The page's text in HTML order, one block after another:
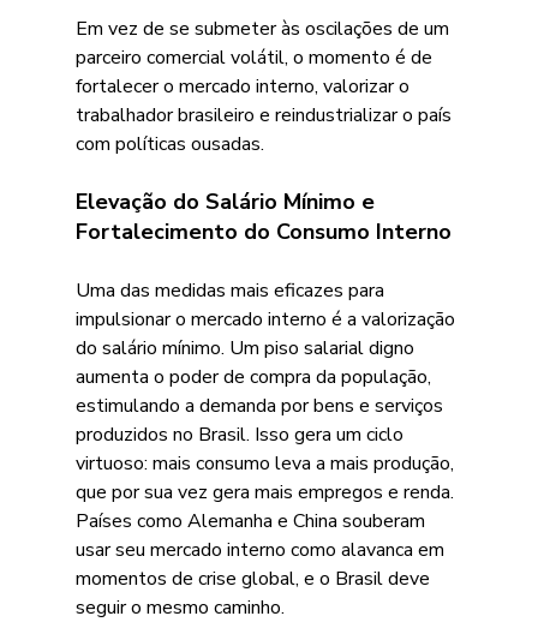
Em vez de se submeter às oscilações de um
parceiro comercial volátil, o momento é de
fortalecer o mercado interno, valorizar o
trabalhador brasileiro e reindustrializar o país
com políticas ousadas.
Elevação do Salário Mínimo e
Fortalecimento do Consumo Interno
Uma das medidas mais eficazes para
impulsionar o mercado interno é a valorização
do salário mínimo. Um piso salarial digno
aumenta o poder de compra da população,
estimulando a demanda por bens e serviços
produzidos no Brasil. Isso gera um ciclo
virtuoso: mais consumo leva a mais produção,
que por sua vez gera mais empregos e renda.
Países como Alemanha e China souberam
usar seu mercado interno como alavanca em
momentos de crise global, e o Brasil deve
seguir o mesmo caminho.